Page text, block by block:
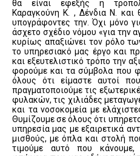
θα είναι εφεξής η
Καραγκούνη Κ. , Δένδια Ν. και
υπογράφοντες την. Όχι μόνο
άσχετο σχέδιο νόμου «για την
κυρίως απαξιώνει τον ρόλο
το υπηρεσιακό μας έργο και
και εξευτελιστικό τρόπο την
φορούμε και τα σύμβολα που
όλους ότι είμαστε αυτοί
πραγματοποιούμε τις
φυλακών, τις χιλιάδες
και τα νοσοκομεία με
Θυμίζουμε σε όλους ότι
υπηρεσία μας με εξαιρετικά
μισθούς, με όπλα και στολή
τιμούμε αυτό που κάνουμε,